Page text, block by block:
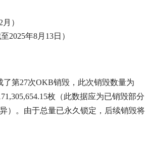
）
2025年8月13日）
了第27次OKB销毁，此次销毁数量为
枚（此数据应为已销毁部分
）。由于总量已永久锁定，后续销毁将